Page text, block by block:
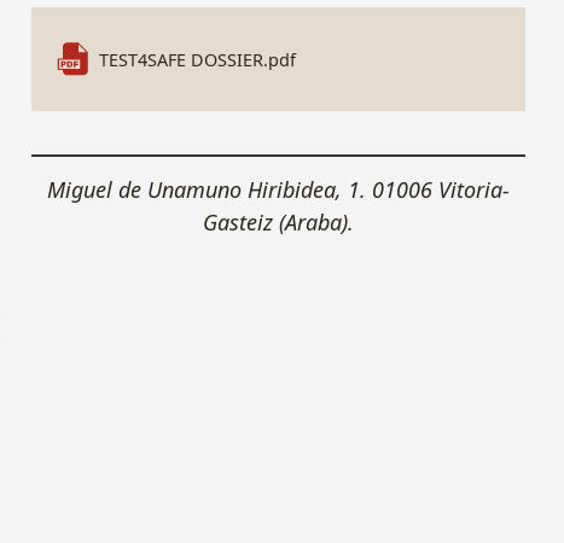
TEST4SAFE DOSSIER.pdf
Cómo llegar
+
Miguel de Unamuno Hiribidea, 1. 01006 Vitoria-
Gasteiz (Araba).